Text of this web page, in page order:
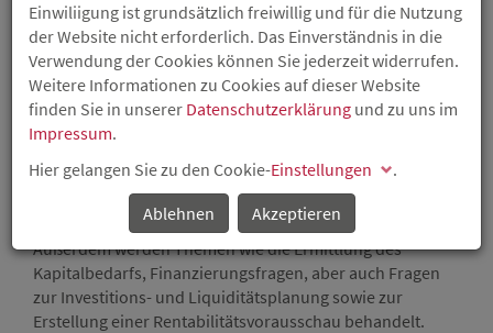
Halbtagesseminar für Existenzgründer- und
Existenzgründerinnen (Besonders geeignet für
Antragsteller zum Existenzgründungszuschuss)
Der Geschäftsplan ist eine wesentliche Voraussetzung um
die Risiken einer Geschäftsgründung besser abschätzen
meinen Geschäftsplan?“ erhalten Sie Informationen zur
Erstellung Ihres eigenen Geschäftsplanes. Unter anderem
werden Marketing- und Standortfragen erörtert.
Außerdem werden Themen wie die Ermittlung des
Kapitalbedarfs, Finanzierungsfragen, aber auch Fragen
zur Investitions- und Liquiditätsplanung sowie zur
Erstellung einer Rentabilitätsvorausschau behandelt.
Einwiliigung ist grundsätzlich freiwillig und für die Nutzung
der Website nicht erforderlich. Das Einverständnis in die
Verwendung der Cookies können Sie jederzeit widerrufen.
Weitere Informationen zu Cookies auf dieser Website
finden Sie in unserer Datenschutzerklärung und zu uns im
Impressum.
Hier gelangen Sie zu den Cookie-Einstellungen
.
Ablehnen
Akzeptieren